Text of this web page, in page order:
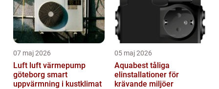
07 maj 2026
Luft luft värmepump
göteborg smart
uppvärmning i kustklimat
05 maj 2026
Aquabest tåliga
elinstallationer för
krävande miljöer